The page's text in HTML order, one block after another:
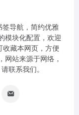
签导航，简约优雅
模块化配置，欢迎
收藏本网页，方便
网站来源于网络，
联系我们。